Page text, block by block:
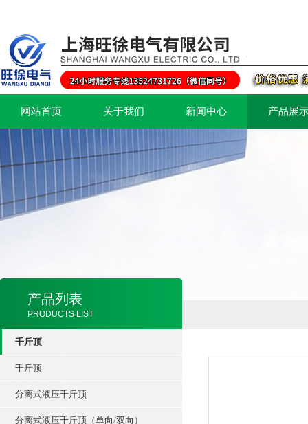
网站首页 关于我们 新闻中心 产品展
产品列表
PRODUCTS LIST
千斤顶
千斤顶
分离式液压千斤顶
分离式液压千斤顶（单向/双向）